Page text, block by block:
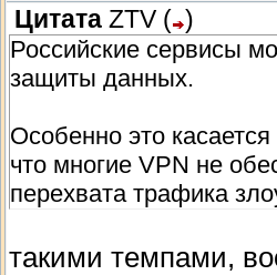
Цитата ZTV ( )
Российские сервисы
защиты данных.
Особенно это
что многие VPN не
перехвата трафика
такими темпами,